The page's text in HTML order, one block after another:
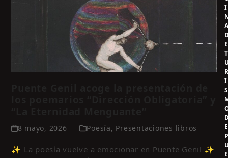
8 mayo, 2026 Poesía, Presentaciones libros
✨ La poesía vuelve a emocionar en Puente Genil ✨
I
E
T
I
S
E
E